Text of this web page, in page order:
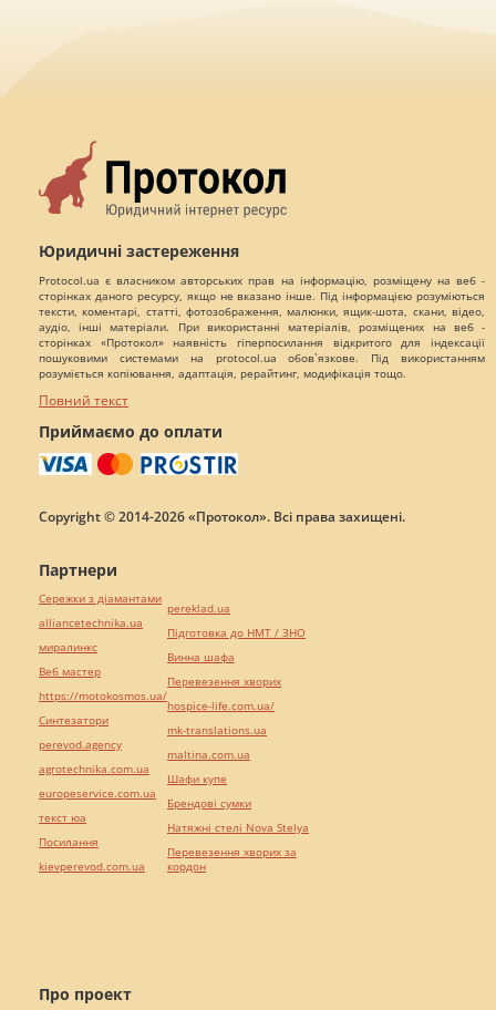
Юридичні застереження
Protocol.ua є власником авторських прав на інформацію, розміщену на веб -
сторінках даного ресурсу, якщо не вказано інше. Під інформацією розуміються
тексти, коментарі, статті, фотозображення, малюнки, ящик-шота, скани, відео,
аудіо, інші матеріали. При використанні матеріалів, розміщених на веб -
сторінках «Протокол» наявність гіперпосилання відкритого для індексації
пошуковими системами на protocol.ua обов`язкове. Під використанням
розуміється копіювання, адаптація, рерайтинг, модифікація тощо.
Повний текст
Приймаємо до оплати
Copyright © 2014-2026 «Протокол». Всі права захищені.
Про проект
Партнери
Сережки з діамантами
alliancetechnika.ua
миралинкс
Веб мастер
https://motokosmos.ua/
Синтезатори
perevod.agency
agrotechnika.com.ua
europeservice.com.ua
текст юа
Посилання
kievperevod.com.ua
pereklad.ua
Підготовка до НМТ / ЗНО
Винна шафа
Перевезення хворих
hospice-life.com.ua/
mk-translations.ua
maltina.com.ua
Шафи купе
Брендові сумки
Натяжні стелі Nova Stelya
Перевезення хворих за
кордон